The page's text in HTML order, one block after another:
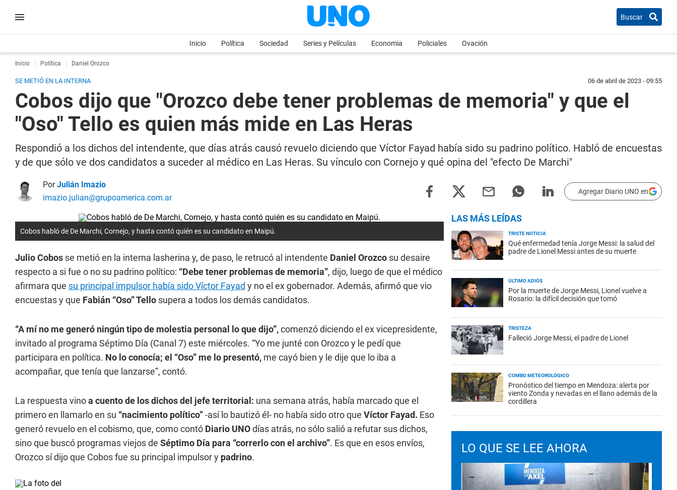
Buscar
Inicio Política Sociedad Series y Películas Economia Policiales Ovación
Inicio Política Daniel Orozco
SE METIÓ EN LA INTERNA 06 de abril de 2023 - 09:55
Cobos dijo que "Orozco debe tener problemas de memoria" y que el
"Oso" Tello es quien más mide en Las Heras
Respondió a los dichos del intendente, que días atrás causó revuelo diciendo que Víctor Fayad había sido su padrino político. Habló de encuestas
y de que sólo ve dos candidatos a suceder al médico en Las Heras. Su vínculo con Cornejo y qué opina del "efecto De Marchi"
PorJulián Imazio
imazio.julian@grupoamerica.com.ar
Agregar Diario UNO en
Cobos habló de De Marchi, Cornejo, y hasta contó quién es su candidato en Maipú.
Julio Cobos se metió en la interna lasherina y, de paso, le retrucó al intendente Daniel Orozco su desaire
respecto a si fue o no su padrino político: “Debe tener problemas de memoria”, dijo, luego de que el médico
afirmara que su principal impulsor había sido Víctor Fayad y no el ex gobernador. Además, afirmó que vio
encuestas y que Fabián “Oso” Tello supera a todos los demás candidatos.
“A mí no me generó ningún tipo de molestia personal lo que dijo”,comenzó diciendo el ex vicepresidente,
invitado al programa Séptimo Día (Canal 7) este miércoles. “Yo me junté con Orozco y le pedí que
participara en política. No lo conocía; el “Oso” me lo presentó, me cayó bien y le dije que lo iba a
acompañar, que tenía que lanzarse”, contó.
La respuesta vinoa cuento de los dichos del jefe territorial: una semana atrás, había marcado que el
primero en llamarlo en su “nacimiento político”-así lo bautizó él- no había sido otro que Víctor Fayad. Eso
generó revuelo en el cobismo, que, como contó Diario UNOdías atrás, no sólo salió a refutar sus dichos,
sino que buscó programas viejos de Séptimo Día para “correrlo con el archivo”. Es que en esos envíos,
Orozco sí dijo que Cobos fue su principal impulsor y padrino.
LAS MÁS LEÍDAS
TRISTE NOTICIA
Qué enfermedad tenía Jorge Messi: la salud del
padre de Lionel Messi antes de su muerte
ÚLTIMO ADIÓS
Por la muerte de Jorge Messi, Lionel vuelve a
Rosario: la difícil decisión que tomó
TRISTEZA
Falleció Jorge Messi, el padre de Lionel
COMBO METEOROLÓGICO
Pronóstico del tiempo en Mendoza: alerta por
viento Zonda y nevadas en el llano además de la
cordillera
LO QUE SE LEE AHORA